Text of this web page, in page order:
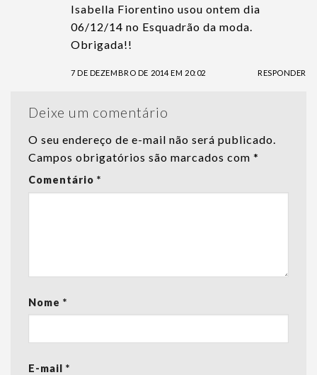
Isabella Fiorentino usou ontem dia
06/12/14 no Esquadrão da moda.
Obrigada!!
7 DE DEZEMBRO DE 2014 EM 20:02 RESPONDER
Deixe um comentário
O seu endereço de e-mail não será publicado.
Campos obrigatórios são marcados com *
Comentário *
Nome *
E-mail *